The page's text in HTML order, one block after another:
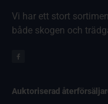
Vi har ett stort
både skogen och
Auktoriserad